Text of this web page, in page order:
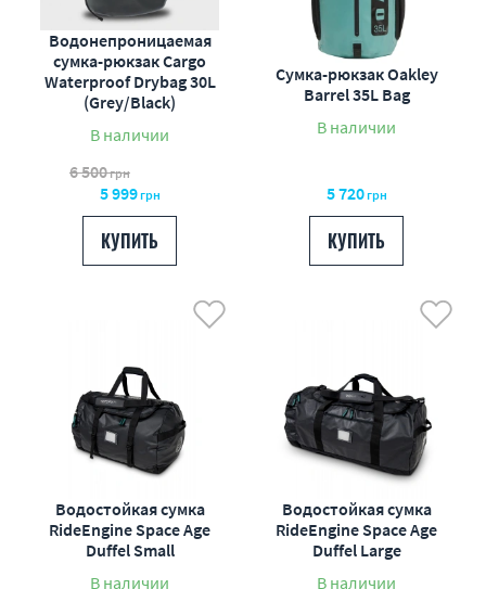
Водонепроницаемая
сумка-рюкзак Cargo
Waterproof Drybag 30L
(Grey/Black)
В наличии
6 500грн
5 999грн
КУПИТЬ
Сумка-рюкзак Oakley
Barrel 35L Bag
В наличии
5 720грн
КУПИТЬ
Водостойкая сумка
RideEngine Space Age
Duffel Small
В наличии
Водостойкая сумка
RideEngine Space Age
Duffel Large
В наличии